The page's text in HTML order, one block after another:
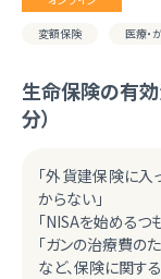
変額保険 医療・
生命保険の有効
分）
「外貨建保険に入
からない」
「NISAを始める
「ガンの治療費の
など、保険に関す